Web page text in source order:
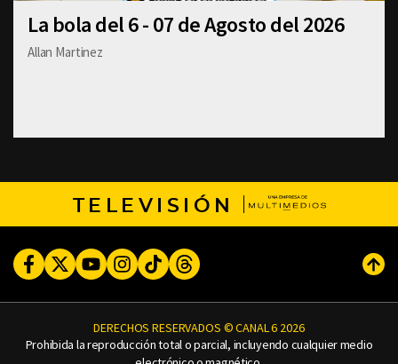
La bola del 6 - 07 de Agosto del 2026
Allan Martinez
TELEVISIÓN
FacebookTwitterYoutubeInstagram
TikTokThreads
DERECHOS RESERVADOS © CANAL 6 2026
Prohibida la reproducción total o parcial, incluyendo cualquier medio